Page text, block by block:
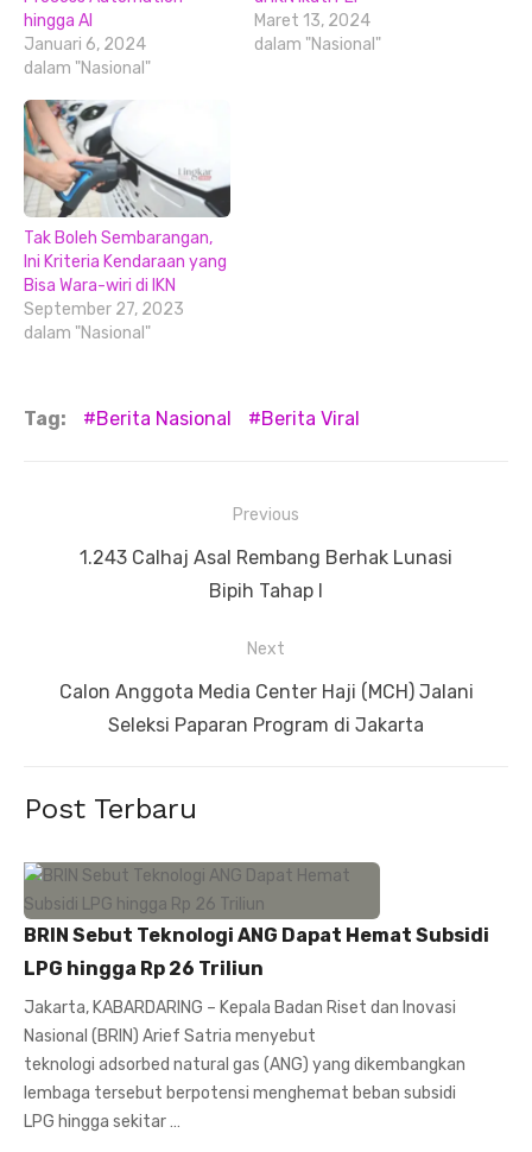
hingga AI
Januari 6, 2024
dalam "Nasional"
Maret 13, 2024
dalam "Nasional"
Tak Boleh Sembarangan,
Ini Kriteria Kendaraan yang
Bisa Wara-wiri di IKN
September 27, 2023
dalam "Nasional"
Tag: Berita Nasional Berita Viral
Previous
Previous1.243 Calhaj Asal Rembang Berhak Lunasi
Bipih Tahap I
Next
NextCalon Anggota Media Center Haji (MCH) Jalani
Seleksi Paparan Program di Jakarta
Post Terbaru
BRIN Sebut Teknologi ANG Dapat Hemat Subsidi
LPG hingga Rp 26 Triliun
Jakarta, KABARDARING – Kepala Badan Riset dan Inovasi
Nasional (BRIN) Arief Satria menyebut
teknologi adsorbed natural gas (ANG) yang dikembangkan
lembaga tersebut berpotensi menghemat beban subsidi
LPG hingga sekitar …